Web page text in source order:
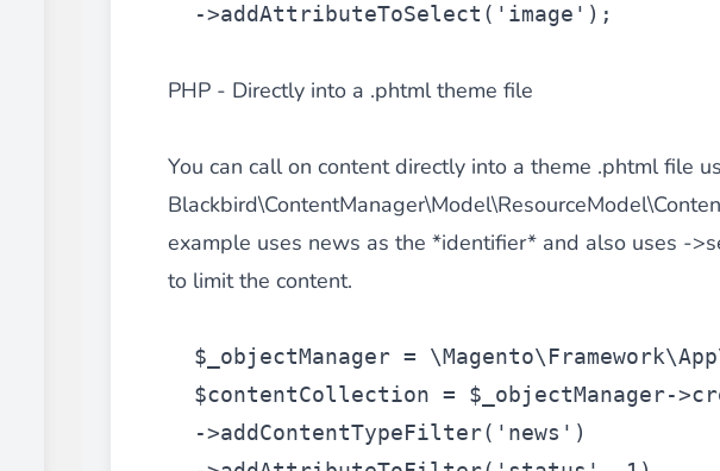
vos produits dans les catégories par simple effet dedrag and drop
Alert
opportunités de conversion en permettant à vos clients et à vos visiteurs d'être
->addAttributeToSelect( 'image' );
PHP - Directly into a .phtml theme file
You can call on content directly into a theme .phtml file
example uses news as the *identifier* and also uses -
to limit the content.
$_objectManager =
$contentCollection = $_objectManager-
->addContentTypeFilter( 'news' )